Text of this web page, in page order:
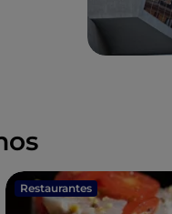
Restaurantes